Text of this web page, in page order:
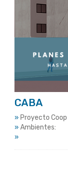
CABA
» Proyecto
» Ambientes:
»